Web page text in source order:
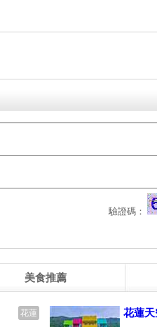
驗證碼：
美食推薦
花蓮 花蓮天